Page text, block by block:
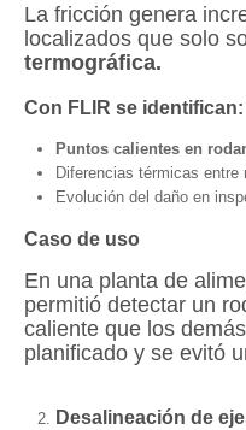
La fricción genera
localizados que solo
termográfica.
Con FLIR se identifican:
Puntos calientes en
Diferencias térmicas entre
Evolución del daño en
Caso de uso
En una planta de
permitió detectar un
caliente que los
planificado y se evitó
Desalineación de